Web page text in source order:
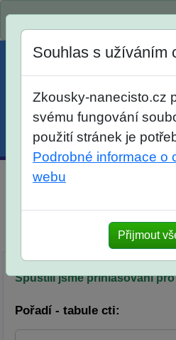
Menu Účet
Síň slávy
Souhlas s užíváním
Zkousky-nanecisto.cz
svému fungování
použití stránek je
Podrobné informace o
webu
Přijmout
Spustili jsme přihlašování
Pořadí - tabule cti: